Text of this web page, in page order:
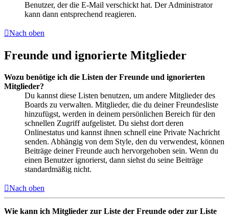
Benutzer, der die E-Mail verschickt hat. Der Administrator
kann dann entsprechend reagieren.
Nach oben
Freunde und ignorierte Mitglieder
Wozu benötige ich die Listen der Freunde und ignorierten
Mitglieder?
Du kannst diese Listen benutzen, um andere Mitglieder des
Boards zu verwalten. Mitglieder, die du deiner Freundesliste
hinzufügst, werden in deinem persönlichen Bereich für den
schnellen Zugriff aufgelistet. Du siehst dort deren
Onlinestatus und kannst ihnen schnell eine Private Nachricht
senden. Abhängig von dem Style, den du verwendest, können
Beiträge deiner Freunde auch hervorgehoben sein. Wenn du
einen Benutzer ignorierst, dann siehst du seine Beiträge
standardmäßig nicht.
Nach oben
Wie kann ich Mitglieder zur Liste der Freunde oder zur Liste